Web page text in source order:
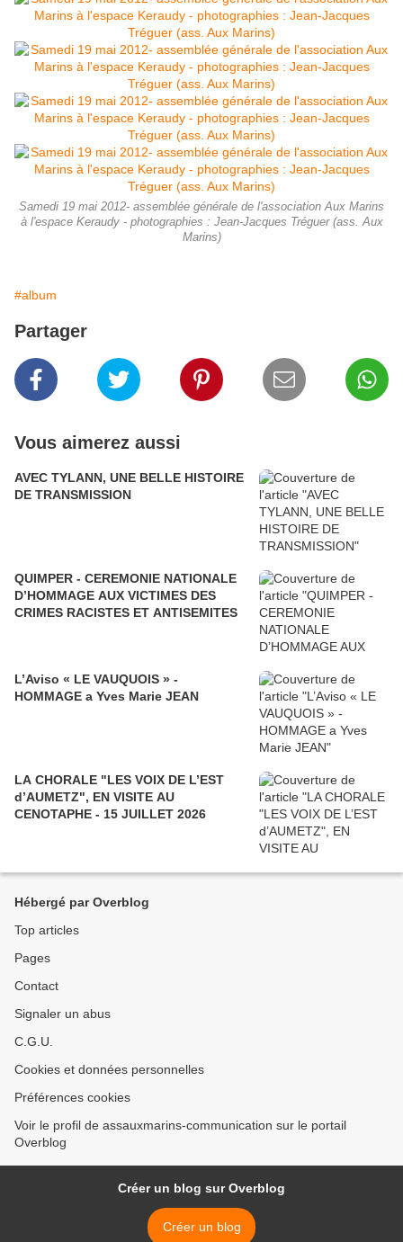
Samedi 19 mai 2012- assemblée générale de l'association Aux Marins
à l'espace Keraudy - photographies : Jean-Jacques Tréguer (ass. Aux
Marins)
#album
Partager
Vous aimerez aussi
AVEC TYLANN, UNE BELLE HISTOIRE
DE TRANSMISSION
QUIMPER - CEREMONIE NATIONALE
D’HOMMAGE AUX VICTIMES DES
CRIMES RACISTES ET ANTISEMITES
L’Aviso « LE VAUQUOIS » -
HOMMAGE a Yves Marie JEAN
LA CHORALE "LES VOIX DE L’EST
d’AUMETZ", EN VISITE AU
CENOTAPHE - 15 JUILLET 2026
Hébergé par Overblog
Top articles
Pages
Contact
Signaler un abus
C.G.U.
Cookies et données personnelles
Préférences cookies
Voir le profil de assauxmarins-communication sur le portail
Overblog
Créer un blog sur Overblog
Créer un blog